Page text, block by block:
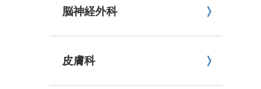
脳神経外科
皮膚科